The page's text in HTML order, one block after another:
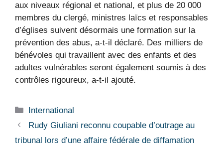
aux niveaux régional et national, et plus de 20 000
membres du clergé, ministres laïcs et responsables
d’églises suivent désormais une formation sur la
prévention des abus, a-t-il déclaré. Des milliers de
bénévoles qui travaillent avec des enfants et des
adultes vulnérables seront également soumis à des
contrôles rigoureux, a-t-il ajouté.
Catégories
International
Rudy Giuliani reconnu coupable d’outrage au
tribunal lors d’une affaire fédérale de diffamation